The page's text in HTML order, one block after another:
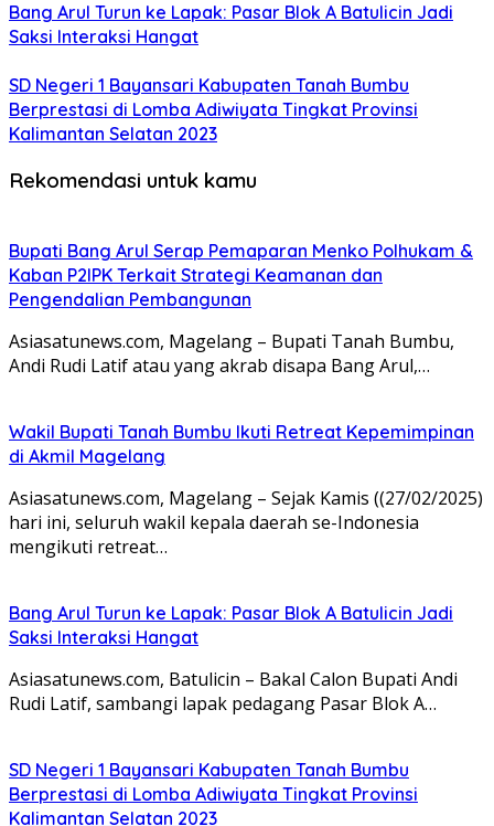
Bang Arul Turun ke Lapak: Pasar Blok A Batulicin Jadi
Saksi Interaksi Hangat
SD Negeri 1 Bayansari Kabupaten Tanah Bumbu
Berprestasi di Lomba Adiwiyata Tingkat Provinsi
Kalimantan Selatan 2023
Rekomendasi untuk kamu
Bupati Bang Arul Serap Pemaparan Menko Polhukam &
Kaban P2IPK Terkait Strategi Keamanan dan
Pengendalian Pembangunan
Asiasatunews.com, Magelang – Bupati Tanah Bumbu,
Andi Rudi Latif atau yang akrab disapa Bang Arul,…
Wakil Bupati Tanah Bumbu Ikuti Retreat Kepemimpinan
di Akmil Magelang
Asiasatunews.com, Magelang – Sejak Kamis ((27/02/2025)
hari ini, seluruh wakil kepala daerah se-Indonesia
mengikuti retreat…
Bang Arul Turun ke Lapak: Pasar Blok A Batulicin Jadi
Saksi Interaksi Hangat
Asiasatunews.com, Batulicin – Bakal Calon Bupati Andi
Rudi Latif, sambangi lapak pedagang Pasar Blok A…
SD Negeri 1 Bayansari Kabupaten Tanah Bumbu
Berprestasi di Lomba Adiwiyata Tingkat Provinsi
Kalimantan Selatan 2023